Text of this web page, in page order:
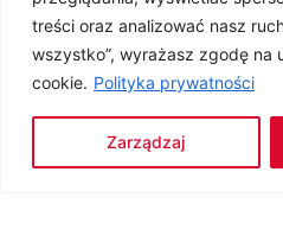
treści oraz analizować nasz
wszystko”, wyrażasz zgodę na
cookie. Polityka prywatności
Zarządzaj
40-219 Katowice
NIP – 6342864103
Regon – 364473162
Nr konta bankowego (mBank):